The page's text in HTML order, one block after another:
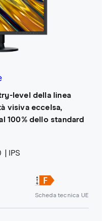
level della linea
visiva eccelsa,
100% dello standard
IPS
Scheda tecnica UE